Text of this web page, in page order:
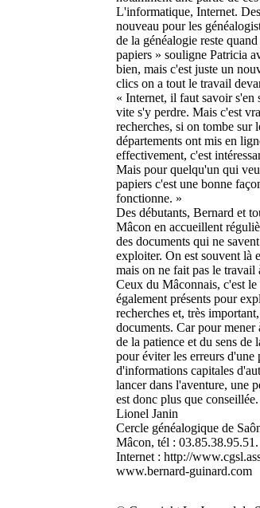
L'informatique, Internet.
nouveau pour les
de la généalogie reste
papiers » souligne Patricia
bien, mais c'est juste un
clics on a tout le travail
« Internet, il faut savoir s'en
vite s'y perdre. Mais c'est
recherches, si on tombe sur
départements ont mis en
effectivement, c'est
Mais pour quelqu'un qui
papiers c'est une bonne
fonctionne. »
Des débutants, Bernard et
Mâcon en accueillent
des documents qui ne
exploiter. On est souvent là
mais on ne fait pas le travail
Ceux du Mâconnais, c'est
également présents pour
recherches et, très
documents. Car pour
de la patience et du sens de
pour éviter les erreurs d'une
d'informations capitales
lancer dans l'aventure, une
est donc plus que conseillée.
Lionel Janin
Cercle généalogique de
Mâcon, tél :
Internet : http://
www.bernard-guinard.com